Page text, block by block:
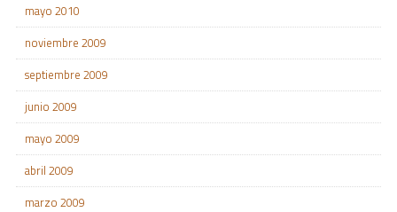
mayo 2010
noviembre 2009
septiembre 2009
junio 2009
mayo 2009
abril 2009
marzo 2009